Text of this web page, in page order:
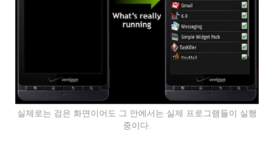
실제로는 검은 화면이어도 그 안에서는 실제 프로그램들이 실행
중이다.